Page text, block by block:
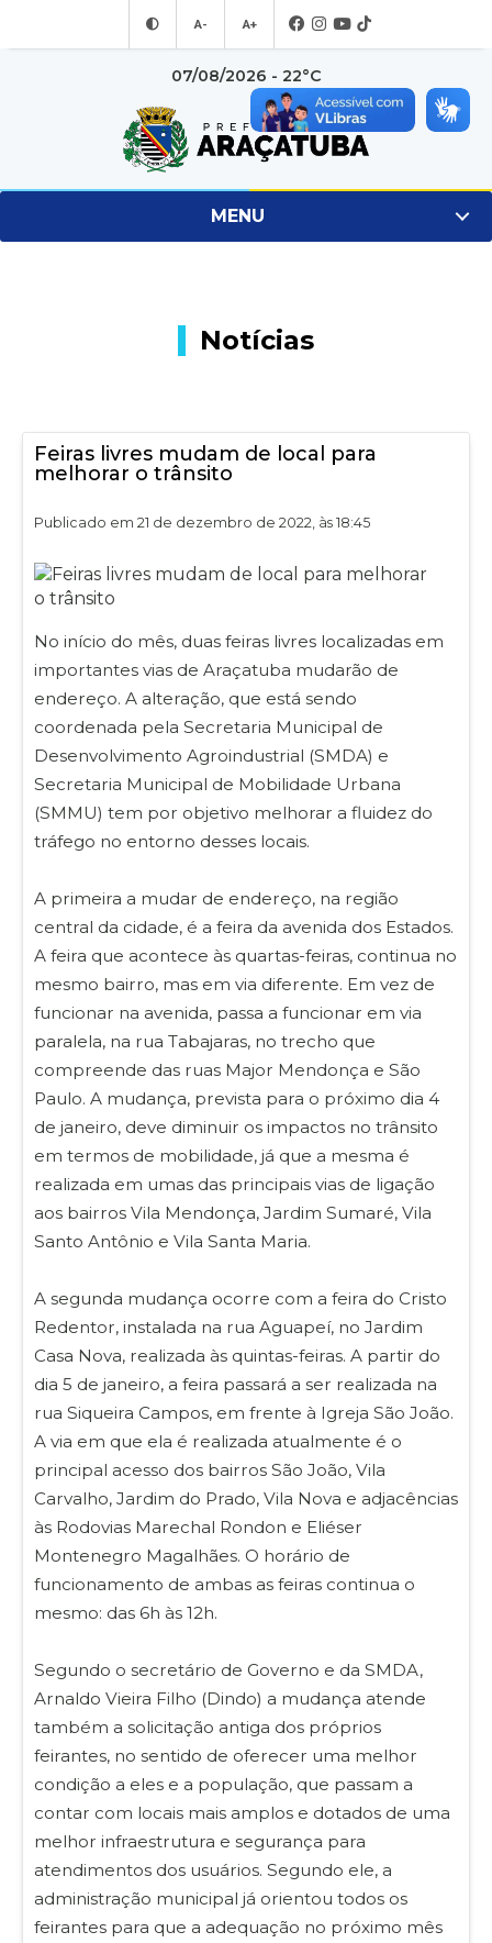
A- A+
07/08/2026 - 22°C
MENU
Notícias
Feiras livres mudam de local para
melhorar o trânsito
Publicado em 21 de dezembro de 2022, às 18:45
No início do mês, duas feiras livres localizadas em
importantes vias de Araçatuba mudarão de
endereço. A alteração, que está sendo
coordenada pela Secretaria Municipal de
Desenvolvimento Agroindustrial (SMDA) e
Secretaria Municipal de Mobilidade Urbana
(SMMU) tem por objetivo melhorar a fluidez do
tráfego no entorno desses locais.
A primeira a mudar de endereço, na região
central da cidade, é a feira da avenida dos Estados.
A feira que acontece às quartas-feiras, continua no
mesmo bairro, mas em via diferente. Em vez de
funcionar na avenida, passa a funcionar em via
paralela, na rua Tabajaras, no trecho que
compreende das ruas Major Mendonça e São
Paulo. A mudança, prevista para o próximo dia 4
de janeiro, deve diminuir os impactos no trânsito
em termos de mobilidade, já que a mesma é
realizada em umas das principais vias de ligação
aos bairros Vila Mendonça, Jardim Sumaré, Vila
Santo Antônio e Vila Santa Maria.
A segunda mudança ocorre com a feira do Cristo
Redentor, instalada na rua Aguapeí, no Jardim
Casa Nova, realizada às quintas-feiras. A partir do
dia 5 de janeiro, a feira passará a ser realizada na
rua Siqueira Campos, em frente à Igreja São João.
A via em que ela é realizada atualmente é o
principal acesso dos bairros São João, Vila
Carvalho, Jardim do Prado, Vila Nova e adjacências
às Rodovias Marechal Rondon e Eliéser
Montenegro Magalhães. O horário de
funcionamento de ambas as feiras continua o
mesmo: das 6h às 12h.
Segundo o secretário de Governo e da SMDA,
Arnaldo Vieira Filho (Dindo) a mudança atende
também a solicitação antiga dos próprios
feirantes, no sentido de oferecer uma melhor
condição a eles e a população, que passam a
contar com locais mais amplos e dotados de uma
melhor infraestrutura e segurança para
atendimentos dos usuários. Segundo ele, a
administração municipal já orientou todos os
feirantes para que a adequação no próximo mês